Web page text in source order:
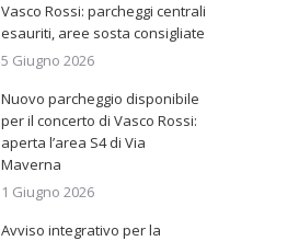
Vasco Rossi: parcheggi centrali
esauriti, aree sosta consigliate
5 Giugno 2026
Nuovo parcheggio disponibile
per il concerto di Vasco Rossi:
aperta l’area S4 di Via
Maverna
1 Giugno 2026
Avviso integrativo per la